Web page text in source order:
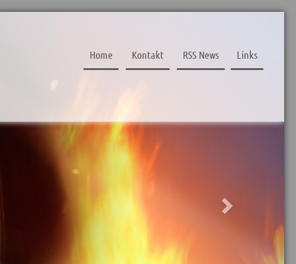
Links
RSS News
Kontakt
Home